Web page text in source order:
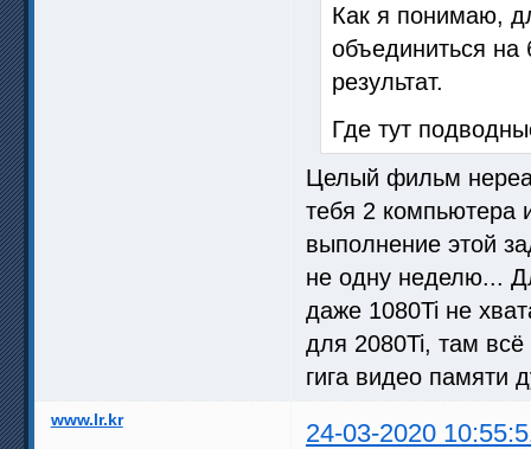
Как я понимаю,
объединиться на
результат.
Где тут
Целый фильм
тебя 2 компьютера
выполнение этой
не одну неделю...
даже 1080Ti не
для 2080Ti, там всё
гига видео памяти
www.lr.kr 24-03-2020